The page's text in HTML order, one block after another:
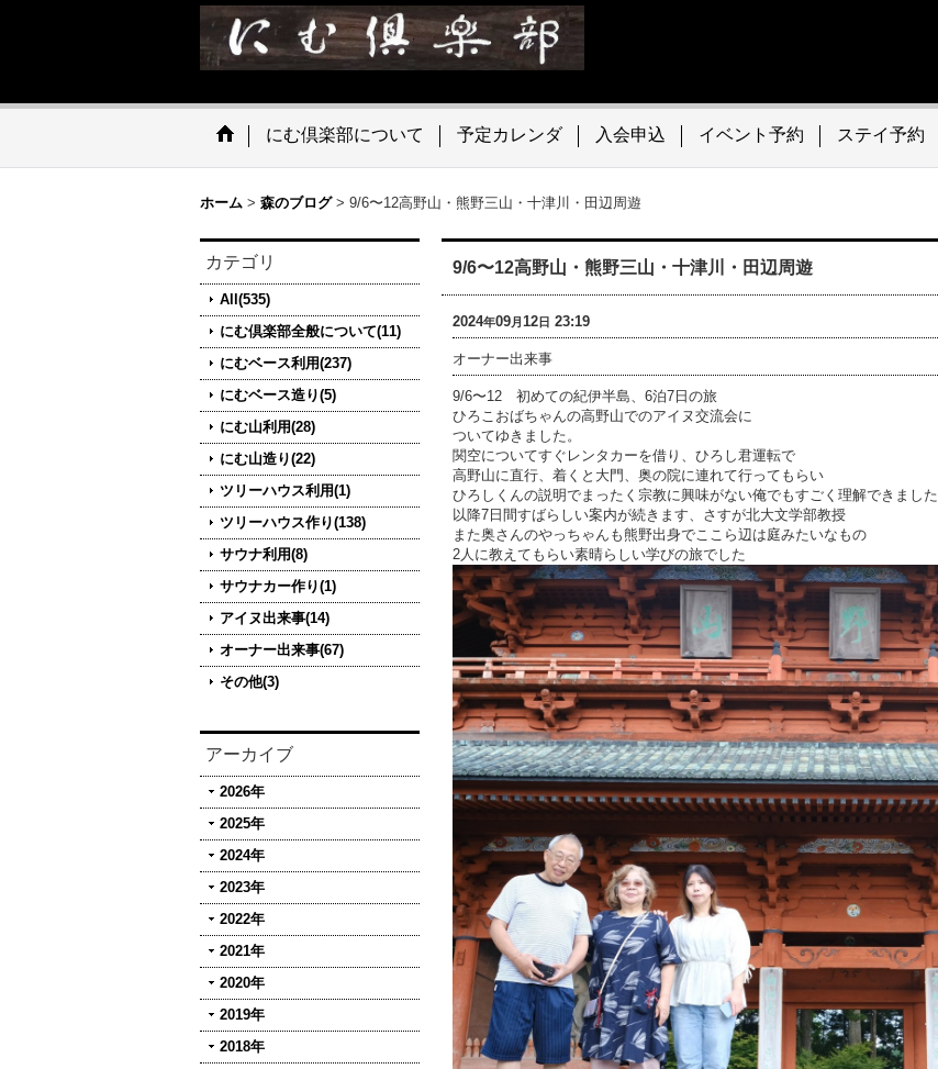
にむ倶楽部について 予定カレンダ 入会申込 イベント予約 ステイ予約
ホーム > 森のブログ > 9/6〜12高野山・熊野三山・十津川・田辺周遊
カテゴリ
All(535)
にむ倶楽部全般について(11)
にむベース利用(237)
にむベース造り(5)
にむ山利用(28)
にむ山造り(22)
ツリーハウス利用(1)
ツリーハウス作り(138)
サウナ利用(8)
サウナカー作り(1)
アイヌ出来事(14)
オーナー出来事(67)
その他(3)
アーカイブ
2026年
2025年
2024年
2023年
2022年
2021年
2020年
2019年
2018年
9/6〜12高野山・熊野三山・十津川・田辺周遊
2024年09月12日 23:19
オーナー出来事
9/6〜12 初めての紀伊半島、6泊7日の旅
ひろこおばちゃんの高野山でのアイヌ交流会に
ついてゆきました。
関空についてすぐレンタカーを借り、ひろし君運転で
高野山に直行、着くと大門、奥の院に連れて行ってもらい
ひろしくんの説明でまったく宗教に興味がない俺でもすごく理解できました
以降7日間すばらしい案内が続きます、さすが北大文学部教授
また奥さんのやっちゃんも熊野出身でここら辺は庭みたいなもの
2人に教えてもらい素晴らしい学びの旅でした